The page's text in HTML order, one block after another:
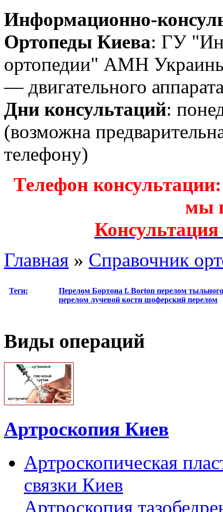
Информационно-
Ортопеды Киева: ГУ
ортопедии" АМН
— двигательного
Дни консультаций:
(возможна
телефону)
Телефон
мы
Главная » Справочник
Теги: Перелом Бортона f. Borton перелом
перелом лучевой кости шоферский перелом
Виды операций
Артроскопия Киев
Артроскопическая
связки Киев
Артроскопия